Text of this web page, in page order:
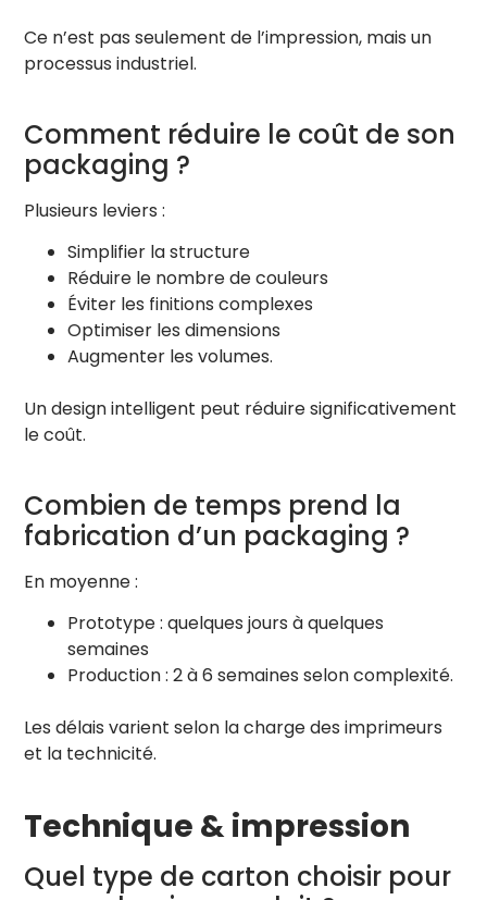
Ce n’est pas seulement de l’impression, mais un
processus industriel.
Comment réduire le coût de son
packaging ?
Plusieurs leviers :
Simplifier la structure
Réduire le nombre de couleurs
Éviter les finitions complexes
Optimiser les dimensions
Augmenter les volumes.
Un design intelligent peut réduire significativement
le coût.
Combien de temps prend la
fabrication d’un packaging ?
En moyenne :
Prototype : quelques jours à quelques
semaines
Production : 2 à 6 semaines selon complexité.
Les délais varient selon la charge des imprimeurs
et la technicité.
Technique & impression
Quel type de carton choisir pour